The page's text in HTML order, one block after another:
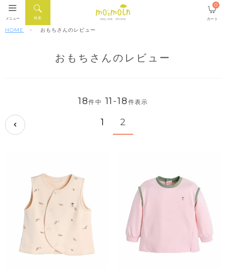
ONLINE STORE
検索
メニュー カート
0
HOME おもちさんのレビュー
おもちさんのレビュー
18件中 11 -18 件表示
1 2